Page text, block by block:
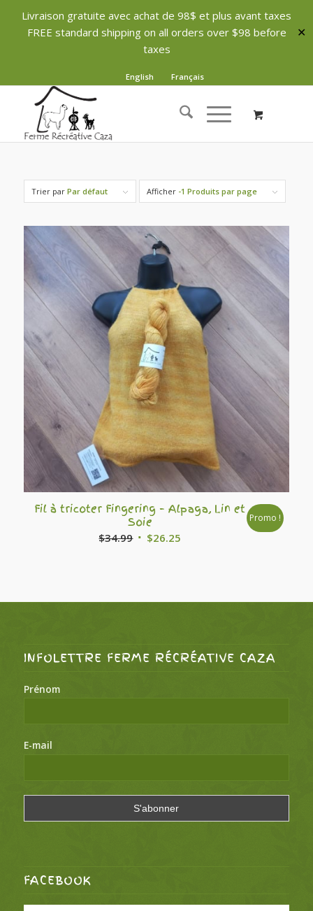
Livraison gratuite avec achat de 98$ et plus avant taxes
FREE standard shipping on all orders over $98 before
taxes
✕
English Français
Trier par Par défaut Afficher -1 Produits par page
Fil à tricoter Fingering – Alpaga, Lin et
Soie
$34.99 Le
$34.99.
$26.25
$26.25.
Promo !
INFOLETTRE FERME RÉCRÉATIVE CAZA
Prénom
E-mail
FACEBOOK